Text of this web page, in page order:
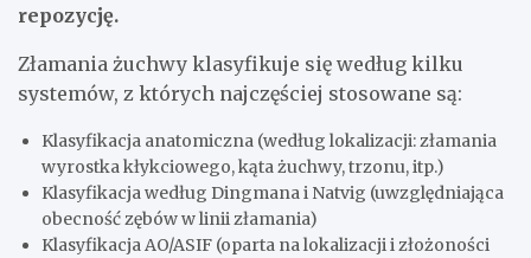
repozycję.
Złamania żuchwy klasyfikuje się według kilku
systemów, z których najczęściej stosowane są:
Klasyfikacja anatomiczna (według lokalizacji: złamania
wyrostka kłykciowego, kąta żuchwy, trzonu, itp.)
Klasyfikacja według Dingmana i Natvig (uwzględniająca
obecność zębów w linii złamania)
Klasyfikacja AO/ASIF (oparta na lokalizacji i złożoności